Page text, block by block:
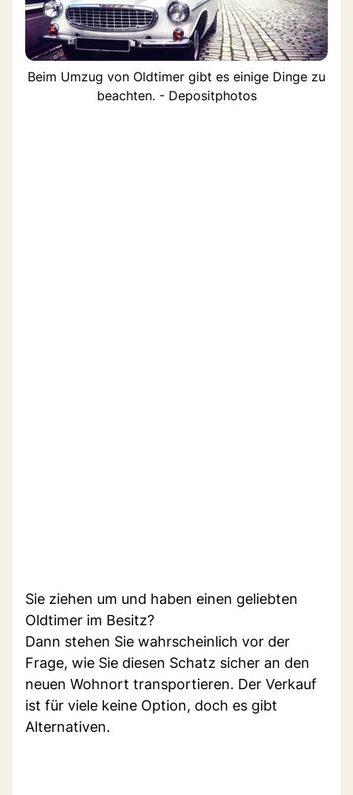
Beim Umzug von Oldtimer gibt es einige Dinge zu
beachten. - Depositphotos
Sie ziehen um und haben einen geliebten
Oldtimer im Besitz?
Dann stehen Sie wahrscheinlich vor der
Frage, wie Sie diesen Schatz sicher an den
neuen Wohnort transportieren. Der Verkauf
ist für viele keine Option, doch es gibt
Alternativen.